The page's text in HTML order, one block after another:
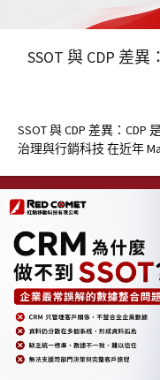
SSOT 與 CDP 差
SSOT 與 CDP 差異：CDP
治理與行銷科技 在近年